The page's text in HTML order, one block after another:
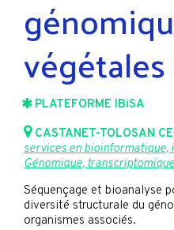
végétales
PLATEFORME IBiSA
CASTANET-TOLOSAN
services en bioinformatique,
Génomique, transcriptomique
Séquençage et bioanalyse
diversité structurale du
organismes associés.